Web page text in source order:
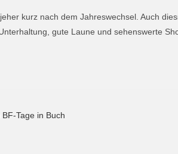
kurz nach dem Jahreswechsel. Auch
gute Laune und sehenswerte